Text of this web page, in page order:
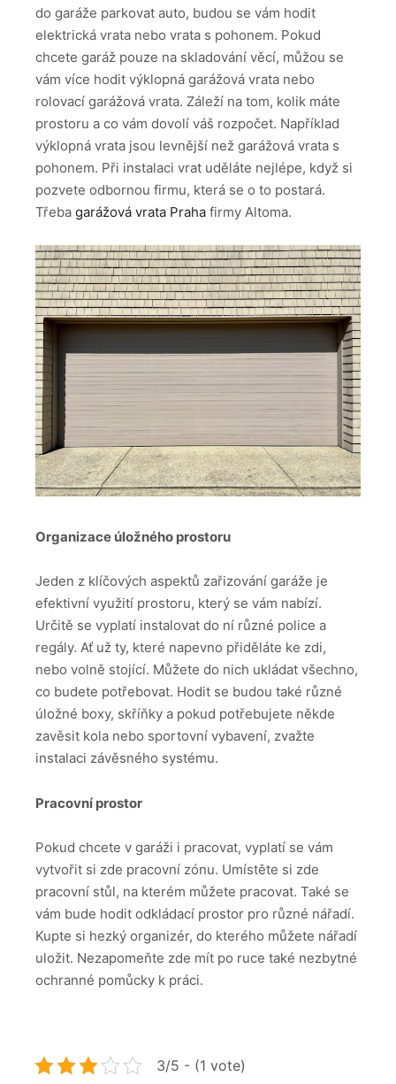
do garáže parkovat auto, budou se vám hodit
elektrická vrata nebo vrata s pohonem. Pokud
chcete garáž pouze na skladování věcí, můžou se
vám více hodit výklopná garážová vrata nebo
rolovací garážová vrata. Záleží na tom, kolik máte
prostoru a co vám dovolí váš rozpočet. Například
výklopná vrata jsou levnější než garážová vrata s
pohonem. Při instalaci vrat uděláte nejlépe, když si
pozvete odbornou firmu, která se o to postará.
Třeba garážová vrata Praha firmy Altoma.
Organizace úložného prostoru
Jeden z klíčových aspektů zařizování garáže je
efektivní využití prostoru, který se vám nabízí.
Určitě se vyplatí instalovat do ní různé police a
regály. Ať už ty, které napevno přiděláte ke zdi,
nebo volně stojící. Můžete do nich ukládat všechno,
co budete potřebovat. Hodit se budou také různé
úložné boxy, skříňky a pokud potřebujete někde
zavěsit kola nebo sportovní vybavení, zvažte
instalaci závěsného systému.
Pracovní prostor
Pokud chcete v garáži i pracovat, vyplatí se vám
vytvořit si zde pracovní zónu. Umístěte si zde
pracovní stůl, na kterém můžete pracovat. Také se
vám bude hodit odkládací prostor pro různé nářadí.
Kupte si hezký organizér, do kterého můžete nářadí
uložit. Nezapomeňte zde mít po ruce také nezbytné
ochranné pomůcky k práci.
3/5 - (1 vote)